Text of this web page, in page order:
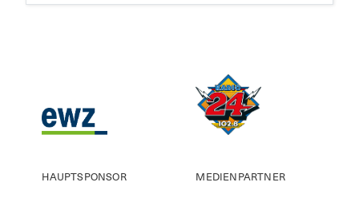
HAUPTSPONSOR MEDIENPARTNER